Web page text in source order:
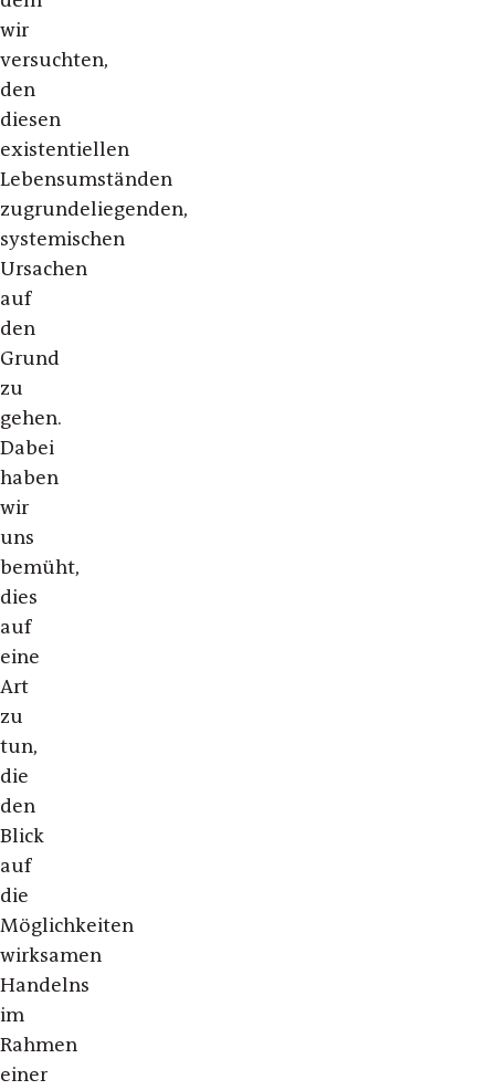
wir
versuchten,
den
diesen
existentiellen
Lebensumständen
zugrundeliegenden,
systemischen
Ursachen
auf
den
Grund
zu
gehen.
Dabei
haben
wir
uns
bemüht,
dies
auf
eine
Art
zu
tun,
die
den
Blick
auf
die
Möglichkeiten
wirksamen
Handelns
im
Rahmen
einer